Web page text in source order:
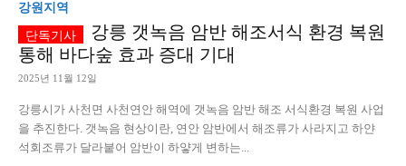
강원지역
강릉 갯녹음 암반 해조서식 환경 복원
통해 바다숲 효과 증대 기대
2025년 11월 12일
강릉시가 사천면 사천연안 해역에 갯녹음 암반 해조 서식환경 복원 사업
을 추진한다. 갯녹음 현상이란, 연안 암반에서 해조류가 사라지고 하얀
석회조류가 달라붙어 암반이 하얗게 변하는...